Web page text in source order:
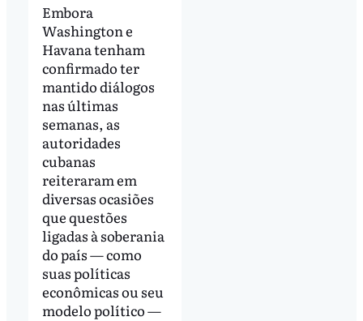
Embora
Washington e
Havana tenham
confirmado ter
mantido diálogos
nas últimas
semanas, as
autoridades
cubanas
reiteraram em
diversas ocasiões
que questões
ligadas à soberania
do país — como
suas políticas
econômicas ou seu
modelo político —